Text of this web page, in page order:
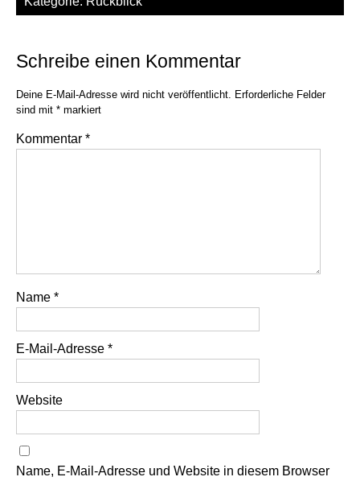
Schreibe einen Kommentar
Deine E-Mail-Adresse wird nicht veröffentlicht. Erforderliche Felder
sind mit * markiert
Kommentar *
Name *
E-Mail-Adresse *
Website
Name, E-Mail-Adresse und Website in diesem Browser